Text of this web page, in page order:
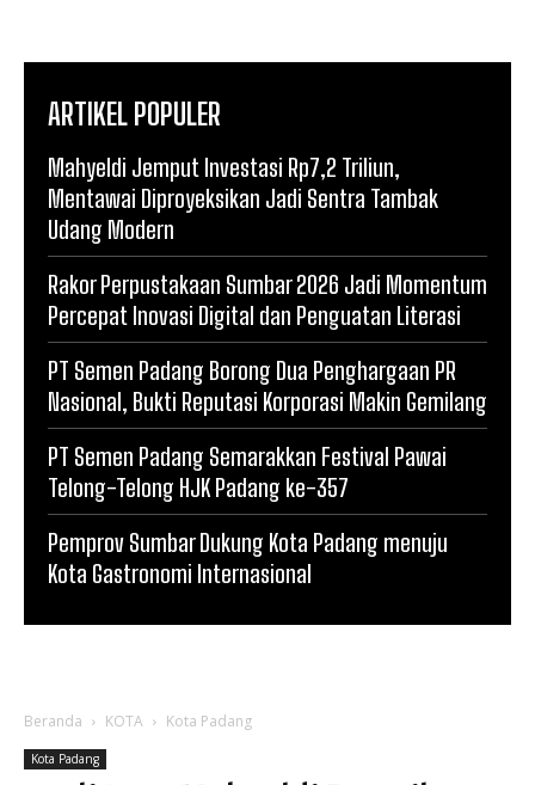
ARTIKEL POPULER
Mahyeldi Jemput Investasi Rp7,2 Triliun,
Mentawai Diproyeksikan Jadi Sentra Tambak
Udang Modern
Rakor Perpustakaan Sumbar 2026 Jadi Momentum
Percepat Inovasi Digital dan Penguatan Literasi
PT Semen Padang Borong Dua Penghargaan PR
Nasional, Bukti Reputasi Korporasi Makin Gemilang
PT Semen Padang Semarakkan Festival Pawai
Telong-Telong HJK Padang ke-357
Pemprov Sumbar Dukung Kota Padang menuju
Kota Gastronomi Internasional